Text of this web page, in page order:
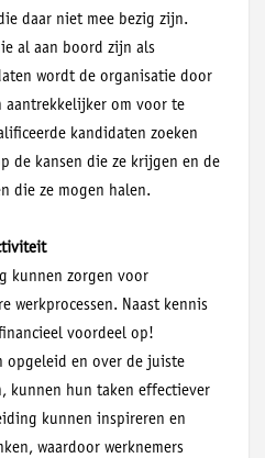
daar niet mee bezig zijn.
al aan boord zijn als
wordt de organisatie door
om voor te
kandidaten zoeken
de kansen die ze krijgen en de
die ze mogen halen.
kunnen zorgen voor
werkprocessen. Naast kennis
voordeel op!
opgeleid en over de juiste
kunnen hun taken effectiever
kunnen inspireren en
waardoor werknemers